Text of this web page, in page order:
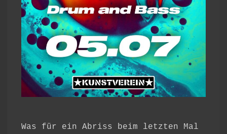
Was für ein Abriss beim letzten Mal